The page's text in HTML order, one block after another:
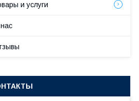
и услуги